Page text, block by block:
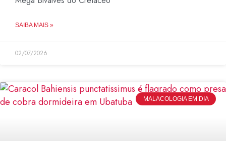
SAIBA MAIS »
02/07/2026
MALACOLOGIA EM DIA